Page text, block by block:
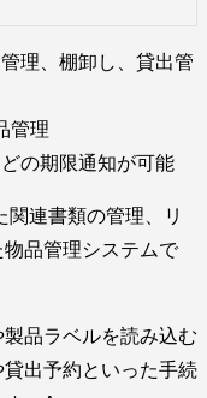
理、棚卸し、貸出管
管理
の期限通知が可能
関連書類の管理、リ
品管理システムで
品ラベルを読み込む
出予約といった手続